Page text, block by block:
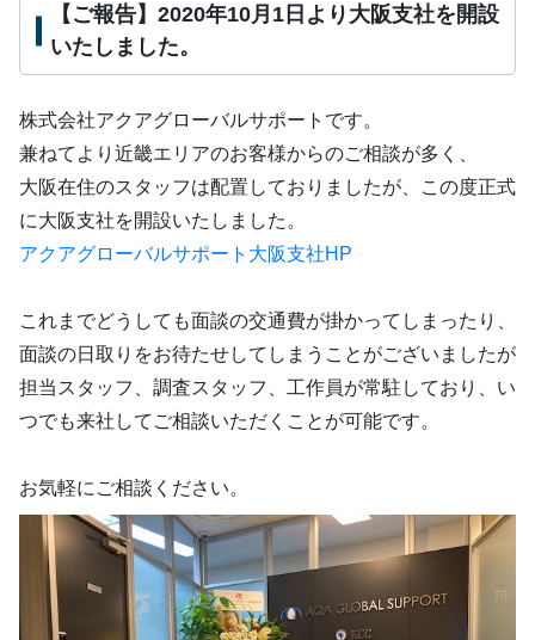
【ご報告】2020年10月1日より大阪支社を開設
いたしました。
株式会社アクアグローバルサポートです。
兼ねてより近畿エリアのお客様からのご相談が多く、
大阪在住のスタッフは配置しておりましたが、この度正式
に大阪支社を開設いたしました。
アクアグローバルサポート大阪支社HP
これまでどうしても面談の交通費が掛かってしまったり、
面談の日取りをお待たせしてしまうことがございましたが
担当スタッフ、調査スタッフ、工作員が常駐しており、い
つでも来社してご相談いただくことが可能です。
お気軽にご相談ください。